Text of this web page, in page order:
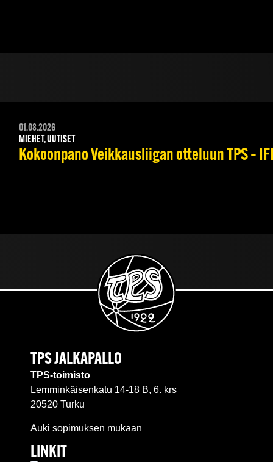
01.08.2026
MIEHET, UUTISET
Kokoonpano Veikkausliigan otteluun TPS –
TPS JALKAPALLO
TPS-toimisto
Lemminkäisenkatu 14-18 B, 6. krs
20520 Turku
Auki sopimuksen mukaan
LINKIT